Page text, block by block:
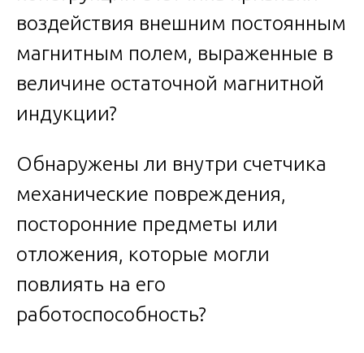
воздействия внешним постоянным
магнитным полем, выраженные в
величине остаточной магнитной
индукции?
Обнаружены ли внутри счетчика
механические повреждения,
посторонние предметы или
отложения, которые могли
повлиять на его
работоспособность?